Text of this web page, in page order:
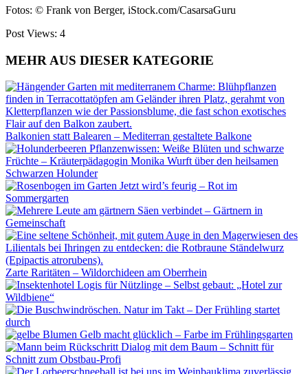
Fotos: © Frank von Berger, iStock.com/CasarsaGuru
Post Views: 4
MEHR AUS DIESER KATEGORIE
Balkonien statt Balearen – Mediterran gestaltete Balkone
Pflanzenwissen: Weiße Blüten und schwarze
Früchte – Kräuterpädagogin Monika Wurft über den heilsamen
Schwarzen Holunder
Jetzt wird’s feurig – Rot im
Sommergarten
Säen verbindet – Gärtnern in
Gemeinschaft
Zarte Raritäten – Wildorchideen am Oberrhein
Logis für Nützlinge – Selbst gebaut: „Hotel zur
Wildbiene“
Natur im Takt – Der Frühling startet
durch
Gelb macht glücklich – Farbe im Frühlingsgarten
Dialog mit dem Baum – Schnitt für
Schnitt zum Obstbau-Profi